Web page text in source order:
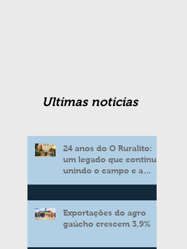
Ultimas noticias
24 anos do O Ruralito:
um legado que continua
unindo o campo e a
Exportações do agro
gaúcho crescem 3,9%